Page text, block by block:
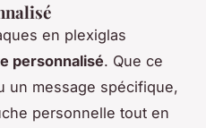
en plexiglas
personnalisé. Que ce
un message spécifique,
personnelle tout en